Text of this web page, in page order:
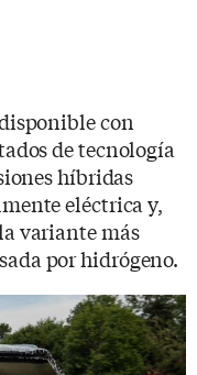
con
de tecnología
híbridas
eléctrica y,
variante más
por hidrógeno.